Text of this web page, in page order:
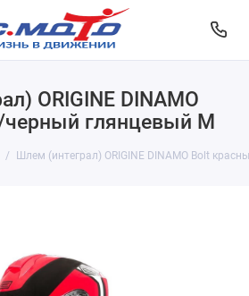
ORIGINE DINAMO
глянцевый M
Шлем (интеграл) ORIGINE DINAMO Bolt